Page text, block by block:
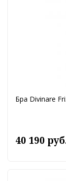
Бра Divinare
40 190